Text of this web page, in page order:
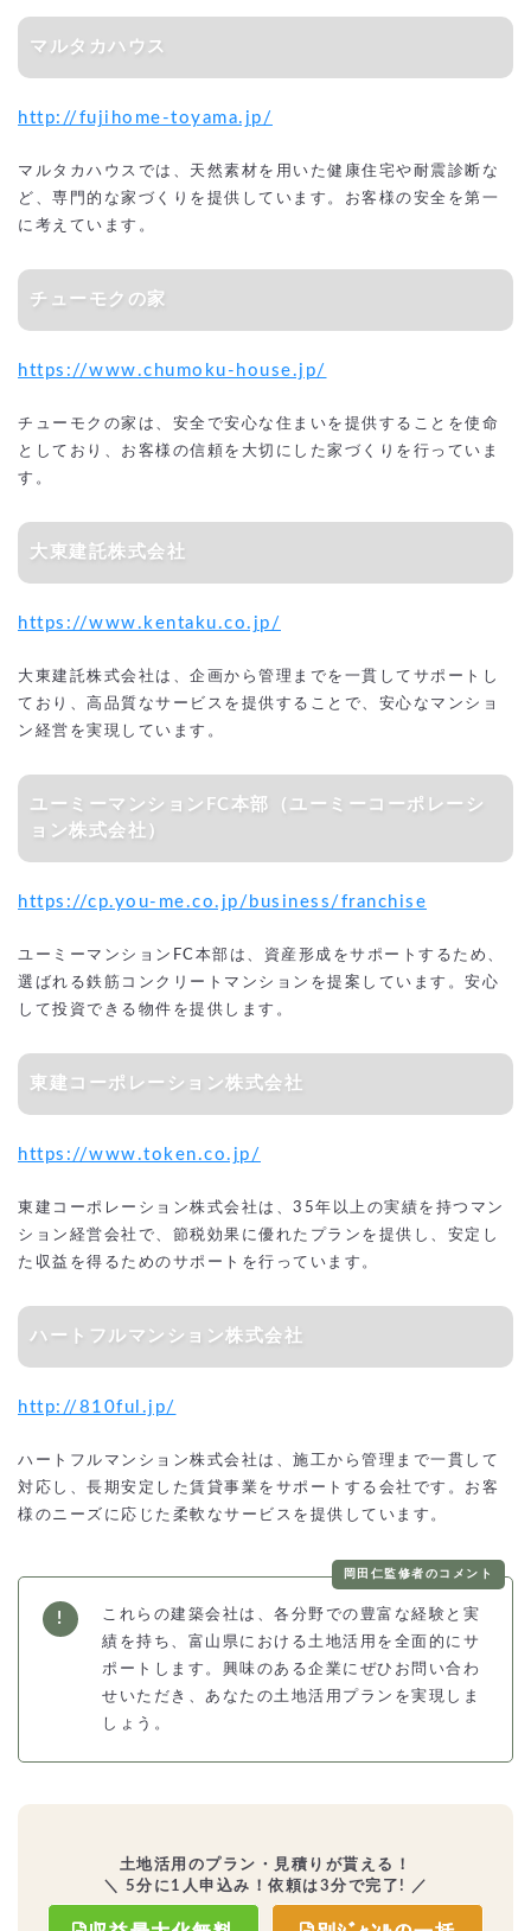
マルタカハウス
http://fujihome-toyama.jp/
マルタカハウスでは、天然素材を用いた健康住宅や耐震診断な
ど、専門的な家づくりを提供しています。お客様の安全を第一
に考えています。
チューモクの家
https://www.chumoku-house.jp/
チューモクの家は、安全で安心な住まいを提供することを使命
としており、お客様の信頼を大切にした家づくりを行っていま
す。
大東建託株式会社
https://www.kentaku.co.jp/
大東建託株式会社は、企画から管理までを一貫してサポートし
ており、高品質なサービスを提供することで、安心なマンショ
ン経営を実現しています。
ユーミーマンションFC本部（ユーミーコーポレーシ
ョン株式会社）
https://cp.you-me.co.jp/business/franchise
ユーミーマンションFC本部は、資産形成をサポートするため、
選ばれる鉄筋コンクリートマンションを提案しています。安心
して投資できる物件を提供します。
東建コーポレーション株式会社
https://www.token.co.jp/
東建コーポレーション株式会社は、35年以上の実績を持つマン
ション経営会社で、節税効果に優れたプランを提供し、安定し
た収益を得るためのサポートを行っています。
ハートフルマンション株式会社
http://810ful.jp/
ハートフルマンション株式会社は、施工から管理まで一貫して
対応し、長期安定した賃貸事業をサポートする会社です。お客
様のニーズに応じた柔軟なサービスを提供しています。
岡田仁監修者のコメント
これらの建築会社は、各分野での豊富な経験と実
績を持ち、富山県における土地活用を全面的にサ
ポートします。興味のある企業にぜひお問い合わ
せいただき、あなたの土地活用プランを実現しま
しょう。
土地活用のプラン・見積りが貰える！
＼ 5分に1人申込み！依頼は3分で完了! ／